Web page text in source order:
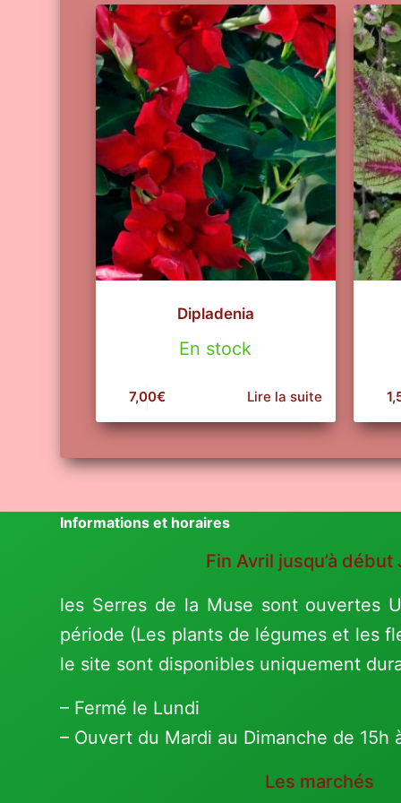
Dipladenia
En stock
7,00€ Lire la suite
Informations et horaires
Fin Avril jusqu’à début
les Serres de la Muse sont ouvertes
période (Les plants de légumes et les
le site sont disponibles uniquement
– Fermé le Lundi
– Ouvert du Mardi au Dimanche de 15h
Les marchés